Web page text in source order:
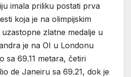
imala priliku postati prva
koja je na olimpijskim
zlatne medalje u
je na OI u Londonu
sa 69.11 metara, četiri
de Janeiru sa 69.21, dok je